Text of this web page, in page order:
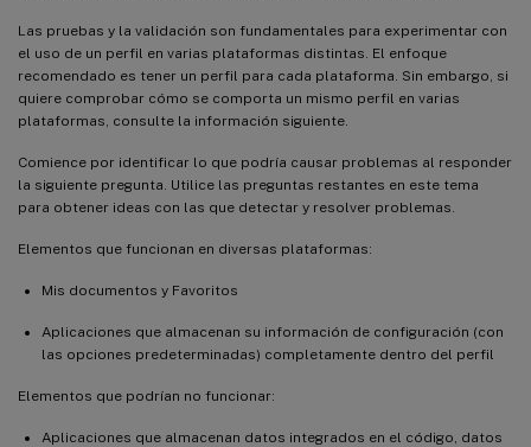
Las pruebas y la validación son fundamentales para experimentar con
el uso de un perfil en varias plataformas distintas. El enfoque
recomendado es tener un perfil para cada plataforma. Sin embargo, si
quiere comprobar cómo se comporta un mismo perfil en varias
plataformas, consulte la información siguiente.
Comience por identificar lo que podría causar problemas al responder
la siguiente pregunta. Utilice las preguntas restantes en este tema
para obtener ideas con las que detectar y resolver problemas.
Elementos que funcionan en diversas plataformas:
Mis documentos y Favoritos
Aplicaciones que almacenan su información de configuración (con
las opciones predeterminadas) completamente dentro del perfil
Elementos que podrían no funcionar:
Aplicaciones que almacenan datos integrados en el código, datos